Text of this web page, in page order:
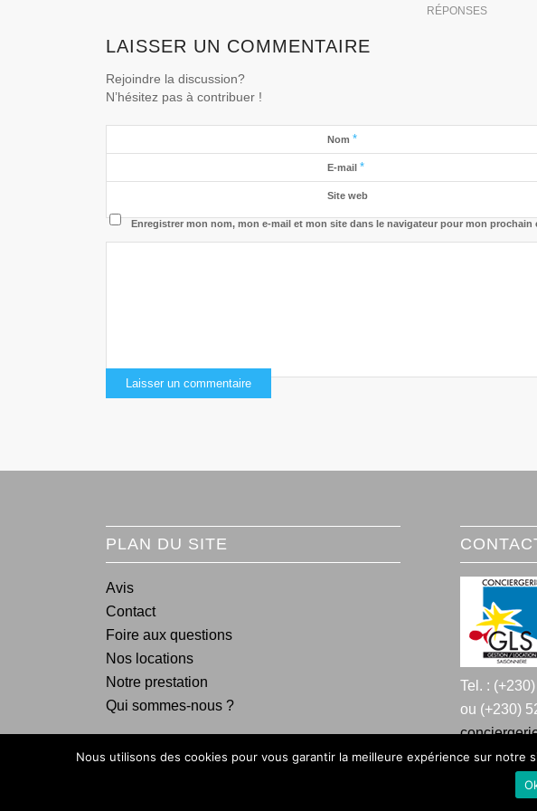
RÉPONSES
LAISSER UN COMMENTAIRE
Rejoindre la discussion?
N’hésitez pas à contribuer !
Nom*
E-mail*
Site web
Enregistrer mon nom, mon e-mail et mon site dans le navigateur pour mon prochain
PLAN DU SITE
Avis
Contact
Foire aux questions
Nos locations
Notre prestation
Qui sommes-nous ?
Tel. :
ou (+230)
Nous utilisons des cookies pour vous garantir la meilleure expérience sur